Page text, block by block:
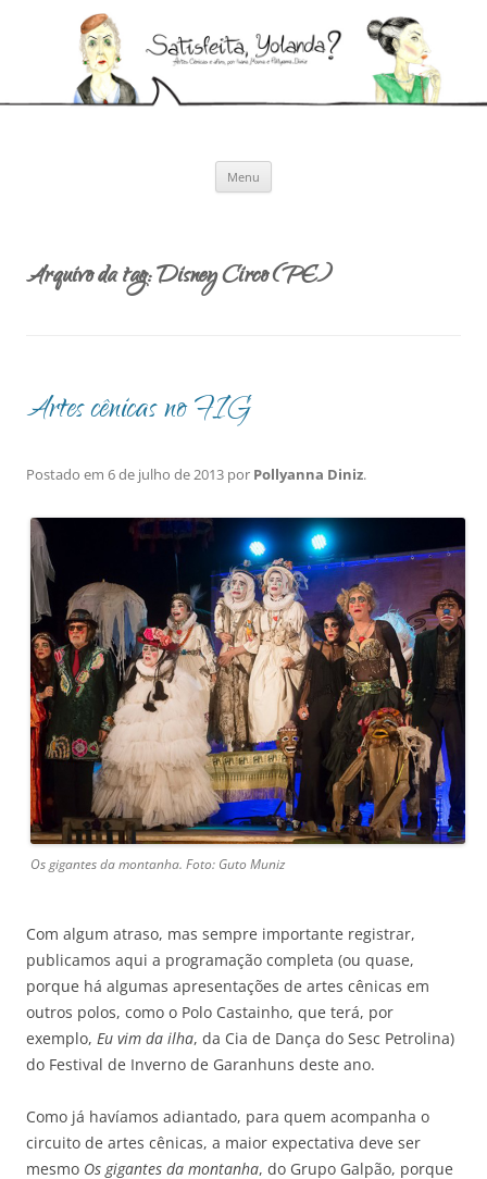
Menu
Arquivo da tag:Disney Circo (PE)
Artes cênicas no FIG
Postado em 6 de julho de 2013 por Pollyanna Diniz.
Os gigantes da montanha. Foto: Guto Muniz
Com algum atraso, mas sempre importante registrar,
publicamos aqui a programação completa (ou quase,
porque há algumas apresentações de artes cênicas em
outros polos, como o Polo Castainho, que terá, por
exemplo, Eu vim da ilha, da Cia de Dança do Sesc Petrolina)
do Festival de Inverno de Garanhuns deste ano.
Como já havíamos adiantado, para quem acompanha o
circuito de artes cênicas, a maior expectativa deve ser
mesmo Os gigantes da montanha, do Grupo Galpão, porque